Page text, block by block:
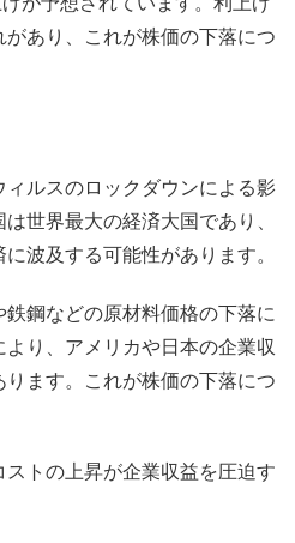
あり、これが株価の下落につ
ルスのロックダウンによる影
世界最大の経済大国であり、
波及する可能性があります。
鋼などの原材料価格の下落に
り、アメリカや日本の企業収
ます。これが株価の下落につ
トの上昇が企業収益を圧迫す